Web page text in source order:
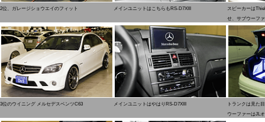
2位、ガレージショウエイのフィット メインユニットはこちらもRS-D7XIII
スピーカーは
せ、サブウーフ
3位のウイニング メルセデスベンツC63 メインユニットはやはりRS-D7XIII
トランクは見た
ウーファーはJL